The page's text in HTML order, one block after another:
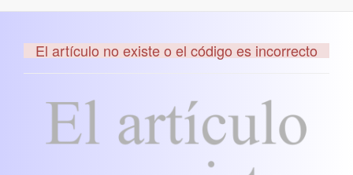
El artículo no existe o el código es incorrecto